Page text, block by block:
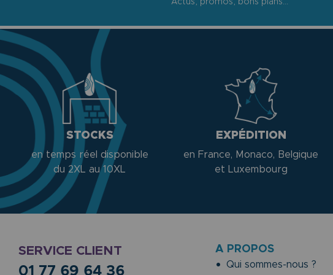
STOCKS
en temps réel disponible
du 2XL au 10XL
EXPÉDITION
en France, Monaco, Belgique
et Luxembourg
SERVICE CLIENT
01 77 69 64 36
A PROPOS
Qui sommes-nous ?